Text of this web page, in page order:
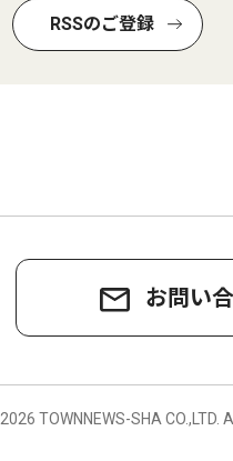
RSSのご登録
お問い
2026 TOWNNEWS-SHA CO.,LTD.